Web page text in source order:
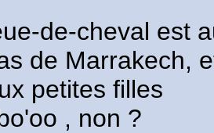
de-cheval est
de Marrakech,
petites filles
, non ?